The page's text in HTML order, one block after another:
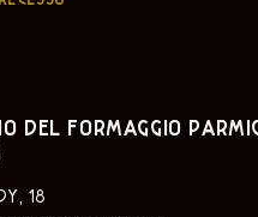
DEL FORMAGGIO
18